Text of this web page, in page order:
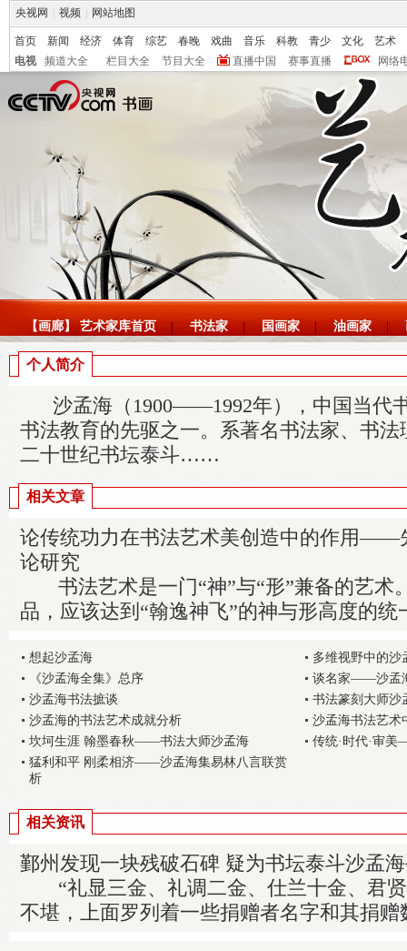
央视网 视频 网站地图
首页 新闻 经济 体育 综艺 春晚 戏曲 音乐 科教 青少 文化
艺术
电视
频道大全 栏目大全 节目大全 直播中国 赛事直播 网络
【画廊】 艺术家库首页 书法家 国画家 油画家
个人简介
沙孟海（1900——1992年），中国当代
书法教育的先驱之一。系著名书法家、书
二十世纪书坛泰斗……
相关文章
论传统功力在书法艺术美创造中的作用——
论研究
书法艺术是一门“神”与“形”兼备的艺术
品，应该达到“翰逸神飞”的神与形高度的
想起沙孟海
多维视野中的沙
《沙孟海全集》总序
谈名家——沙孟
沙孟海书法摭谈
书法篆刻大师沙
沙孟海的书法艺术成就分析
沙孟海书法艺术
坎坷生涯 翰墨春秋——书法大师沙孟海
传统·时代·审
猛利和平 刚柔相济——沙孟海集易林八言联赏
析
相关资讯
鄞州发现一块残破石碑 疑为书坛泰斗沙孟
“礼显三金、礼调二金、仕兰十金、君
不堪，上面罗列着一些捐赠者名字和其捐